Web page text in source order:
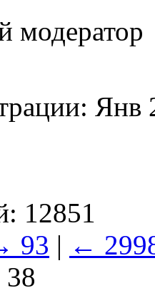
модератор
Янв
12851
93 | ←
38